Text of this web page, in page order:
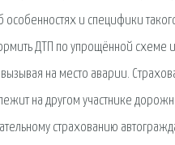
и специфики
ДТП по упрощённой схеме
на место аварии.
лежит на другом участнике
страхованию